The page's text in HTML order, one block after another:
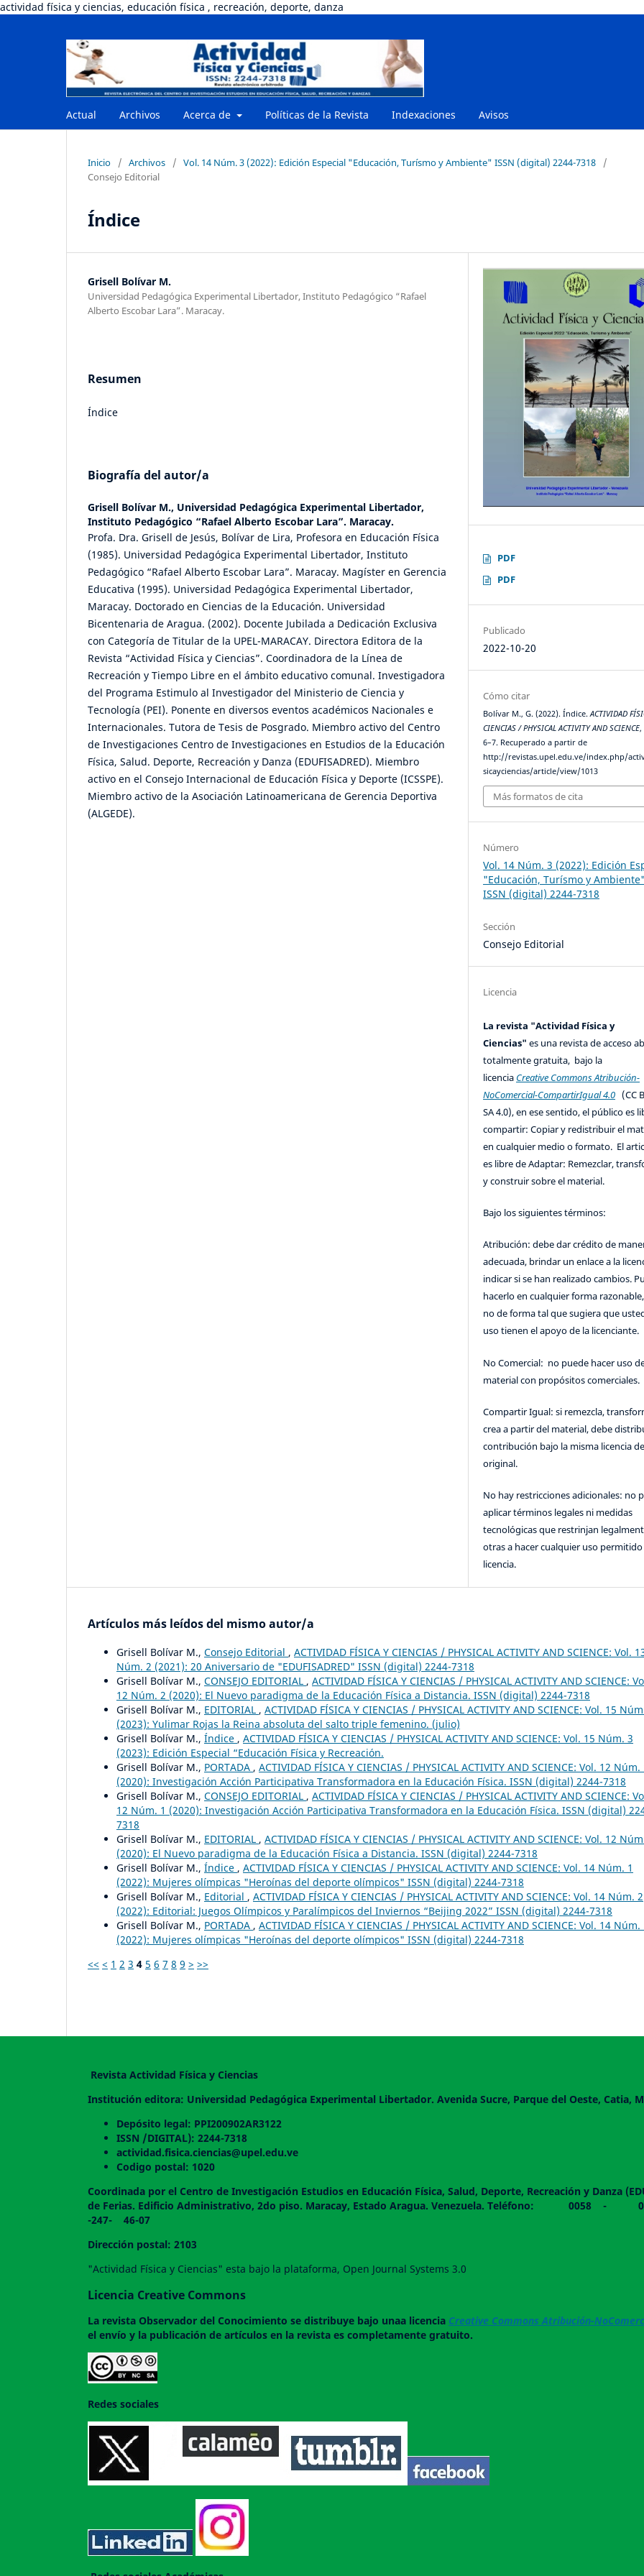
actividad física y ciencias, educación física , recreación, deporte, danza
Actual Archivos Acerca de Políticas de la Revista Indexaciones Avisos
Inicio / Archivos / Vol. 14 Núm. 3 (2022): Edición Especial "Educación, Turísmo y Ambiente" ISSN (digital) 2244-7318
/
Consejo Editorial
Índice
Grisell Bolívar M.
Universidad Pedagógica Experimental Libertador, Instituto Pedagógico “Rafael
Alberto Escobar Lara”. Maracay.
Resumen
Índice
Biografía del autor/a
Grisell Bolívar M., Universidad Pedagógica Experimental Libertador,
Instituto Pedagógico “Rafael Alberto Escobar Lara”. Maracay.
Profa. Dra. Grisell de Jesús, Bolívar de Lira, Profesora en Educación Física
(1985). Universidad Pedagógica Experimental Libertador, Instituto
Pedagógico “Rafael Alberto Escobar Lara”. Maracay. Magíster en Gerencia
Educativa (1995). Universidad Pedagógica Experimental Libertador,
Maracay. Doctorado en Ciencias de la Educación. Universidad
Bicentenaria de Aragua. (2002). Docente Jubilada a Dedicación Exclusiva
con Categoría de Titular de la UPEL-MARACAY. Directora Editora de la
Revista “Actividad Física y Ciencias”. Coordinadora de la Línea de
Recreación y Tiempo Libre en el ámbito educativo comunal. Investigadora
del Programa Estimulo al Investigador del Ministerio de Ciencia y
Tecnología (PEI). Ponente en diversos eventos académicos Nacionales e
Internacionales. Tutora de Tesis de Posgrado. Miembro activo del Centro
de Investigaciones Centro de Investigaciones en Estudios de la Educación
Física, Salud. Deporte, Recreación y Danza (EDUFISADRED). Miembro
activo en el Consejo Internacional de Educación Física y Deporte (ICSSPE).
Miembro activo de la Asociación Latinoamericana de Gerencia Deportiva
(ALGEDE).
PDF
PDF
Publicado
2022-10-20
Cómo citar
Bolívar M., G. (2022). Índice.ACTIVIDAD
CIENCIAS / PHYSICAL ACTIVITY AND SCIENCE,
6–7. Recuperado a partir de
http://revistas.upel.edu.ve/index.php/
sicayciencias/article/view/1013
Más formatos de cita
Número
Vol. 14 Núm. 3 (2022): Edición
"Educación, Turísmo y Ambiente"
ISSN (digital) 2244-7318
Sección
Consejo Editorial
Licencia
La revista "Actividad Física y
Ciencias"es una revista de acceso
totalmente gratuita, bajo la
licencia Creative Commons Atribución-
NoComercial-CompartirIgual 4.0 (CC
SA 4.0), en ese sentido, el público es
compartir: Copiar y redistribuir el
en cualquier medio o formato. El
es libre de Adaptar: Remezclar,
y construir sobre el material.
Bajo los siguientes términos:
Atribución: debe dar crédito de
adecuada, brindar un enlace a la
indicar si se han realizado cambios.
hacerlo en cualquier forma
no de forma tal que sugiera que
uso tienen el apoyo de la licenciante.
No Comercial: no puede hacer uso
material con propósitos comerciales.
Compartir Igual: si remezcla,
crea a partir del material, debe
contribución bajo la misma licencia
original.
No hay restricciones adicionales: no
aplicar términos legales ni medidas
tecnológicas que restrinjan
otras a hacer cualquier uso
licencia.
Artículos más leídos del mismo autor/a
Grisell Bolívar M., Consejo Editorial , ACTIVIDAD FÍSICA Y CIENCIAS / PHYSICAL ACTIVITY AND SCIENCE: Vol.
Núm. 2 (2021): 20 Aniversario de "EDUFISADRED" ISSN (digital) 2244-7318
Grisell Bolívar M., CONSEJO EDITORIAL , ACTIVIDAD FÍSICA Y CIENCIAS / PHYSICAL ACTIVITY AND SCIENCE:
12 Núm. 2 (2020): El Nuevo paradigma de la Educación Física a Distancia. ISSN (digital) 2244-7318
Grisell Bolívar M., EDITORIAL , ACTIVIDAD FÍSICA Y CIENCIAS / PHYSICAL ACTIVITY AND SCIENCE: Vol. 15
(2023): Yulimar Rojas la Reina absoluta del salto triple femenino. (julio)
Grisell Bolívar M., Índice , ACTIVIDAD FÍSICA Y CIENCIAS / PHYSICAL ACTIVITY AND SCIENCE: Vol. 15 Núm. 3
(2023): Edición Especial “Educación Física y Recreación.
Grisell Bolívar M., PORTADA , ACTIVIDAD FÍSICA Y CIENCIAS / PHYSICAL ACTIVITY AND SCIENCE: Vol. 12 Núm.
(2020): Investigación Acción Participativa Transformadora en la Educación Física. ISSN (digital) 2244-7318
Grisell Bolívar M., CONSEJO EDITORIAL , ACTIVIDAD FÍSICA Y CIENCIAS / PHYSICAL ACTIVITY AND SCIENCE:
12 Núm. 1 (2020): Investigación Acción Participativa Transformadora en la Educación Física. ISSN (digital)
7318
Grisell Bolívar M., EDITORIAL , ACTIVIDAD FÍSICA Y CIENCIAS / PHYSICAL ACTIVITY AND SCIENCE: Vol. 12
(2020): El Nuevo paradigma de la Educación Física a Distancia. ISSN (digital) 2244-7318
Grisell Bolívar M., Índice , ACTIVIDAD FÍSICA Y CIENCIAS / PHYSICAL ACTIVITY AND SCIENCE: Vol. 14 Núm. 1
(2022): Mujeres olímpicas "Heroínas del deporte olímpicos" ISSN (digital) 2244-7318
Grisell Bolívar M., Editorial , ACTIVIDAD FÍSICA Y CIENCIAS / PHYSICAL ACTIVITY AND SCIENCE: Vol. 14 Núm. 2
(2022): Editorial: Juegos Olímpicos y Paralímpicos del Inviernos “Beijing 2022” ISSN (digital) 2244-7318
Grisell Bolívar M., PORTADA , ACTIVIDAD FÍSICA Y CIENCIAS / PHYSICAL ACTIVITY AND SCIENCE: Vol. 14 Núm.
(2022): Mujeres olímpicas "Heroínas del deporte olímpicos" ISSN (digital) 2244-7318
<< < 1 2 3 4 5 6 7 8 9 > >>
Revista Actividad Física y Ciencias
Institución editora: Universidad Pedagógica Experimental Libertador. Avenida Sucre, Parque del Oeste, Catia,
Depósito legal: PPI200902AR3122
ISSN /DIGITAL): 2244-7318
actividad.fisica.ciencias@upel.edu.ve
Codigo postal: 1020
Coordinada por el Centro de Investigación Estudios en Educación Física, Salud, Deporte, Recreación y Danza
de Ferias. Edificio Administrativo, 2do piso. Maracay, Estado Aragua. Venezuela. Teléfono:
-247- 46-07
Dirección postal: 2103
"Actividad Física y Ciencias" esta bajo la plataforma, Open Journal Systems 3.0
Licencia Creative Commons
La revista Observador del Conocimiento se distribuye bajo unaa licencia Creative Commons Atribución-
el envío y la publicación de artículos en la revista es completamente gratuito.
Redes sociales